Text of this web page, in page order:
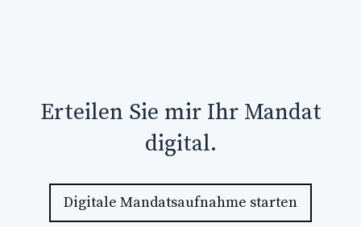
Erteilen Sie mir Ihr Mandat
digital.
Digitale Mandatsaufnahme starten